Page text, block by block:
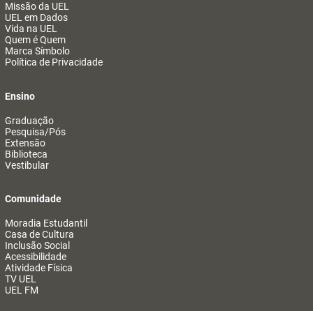
Missão da UEL
UEL em Dados
Vida na UEL
Quem é Quem
Marca Símbolo
Política de Privacidade
Ensino
Graduação
Pesquisa/Pós
Extensão
Biblioteca
Vestibular
Comunidade
Moradia Estudantil
Casa de Cultura
Inclusão Social
Acessibilidade
Atividade Física
TV UEL
UEL FM